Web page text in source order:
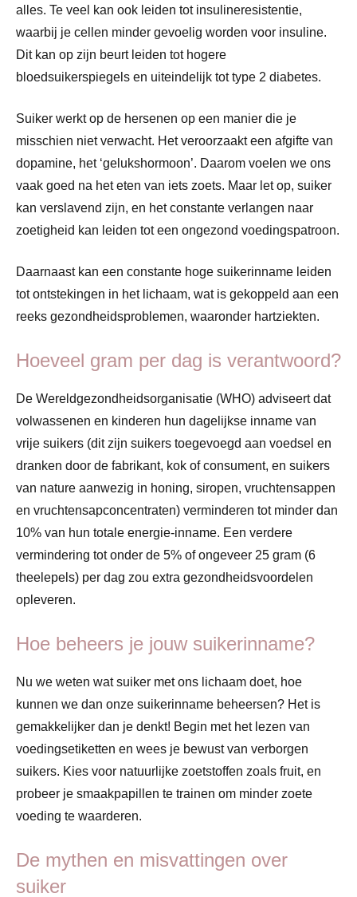
alles. Te veel kan ook leiden tot insulineresistentie,
waarbij je cellen minder gevoelig worden voor insuline.
Dit kan op zijn beurt leiden tot hogere
bloedsuikerspiegels en uiteindelijk tot type 2 diabetes.
Suiker werkt op de hersenen op een manier die je
misschien niet verwacht. Het veroorzaakt een afgifte van
dopamine, het ‘gelukshormoon’. Daarom voelen we ons
vaak goed na het eten van iets zoets. Maar let op, suiker
kan verslavend zijn, en het constante verlangen naar
zoetigheid kan leiden tot een ongezond voedingspatroon.
Daarnaast kan een constante hoge suikerinname leiden
tot ontstekingen in het lichaam, wat is gekoppeld aan een
reeks gezondheidsproblemen, waaronder hartziekten.
Hoeveel gram per dag is verantwoord?
De Wereldgezondheidsorganisatie (WHO) adviseert dat
volwassenen en kinderen hun dagelijkse inname van
vrije suikers (dit zijn suikers toegevoegd aan voedsel en
dranken door de fabrikant, kok of consument, en suikers
van nature aanwezig in honing, siropen, vruchtensappen
en vruchtensapconcentraten) verminderen tot minder dan
10% van hun totale energie-inname. Een verdere
vermindering tot onder de 5% of ongeveer 25 gram (6
theelepels) per dag zou extra gezondheidsvoordelen
opleveren.
Hoe beheers je jouw suikerinname?
Nu we weten wat suiker met ons lichaam doet, hoe
kunnen we dan onze suikerinname beheersen? Het is
gemakkelijker dan je denkt! Begin met het lezen van
voedingsetiketten en wees je bewust van verborgen
suikers. Kies voor natuurlijke zoetstoffen zoals fruit, en
probeer je smaakpapillen te trainen om minder zoete
voeding te waarderen.
De mythen en misvattingen over
suiker